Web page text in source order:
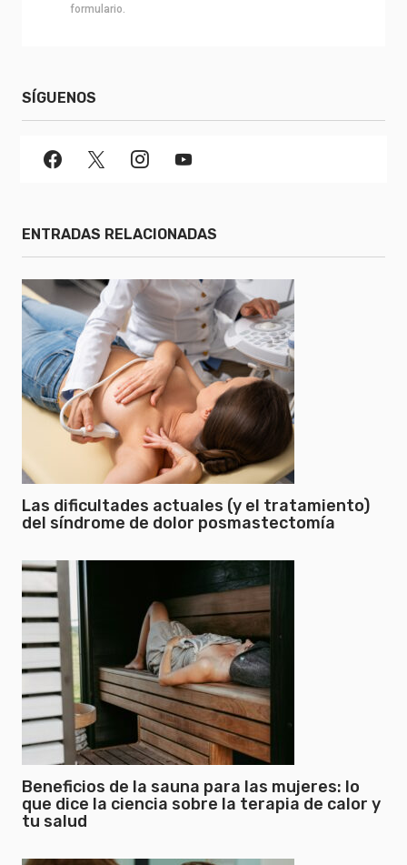
formulario.
SÍGUENOS
ENTRADAS RELACIONADAS
Las dificultades actuales (y el tratamiento)
del síndrome de dolor posmastectomía
Beneficios de la sauna para las mujeres: lo
que dice la ciencia sobre la terapia de calor y
tu salud